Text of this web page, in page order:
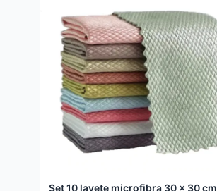
Set 10 lavete microfibra 30 x 30 cm